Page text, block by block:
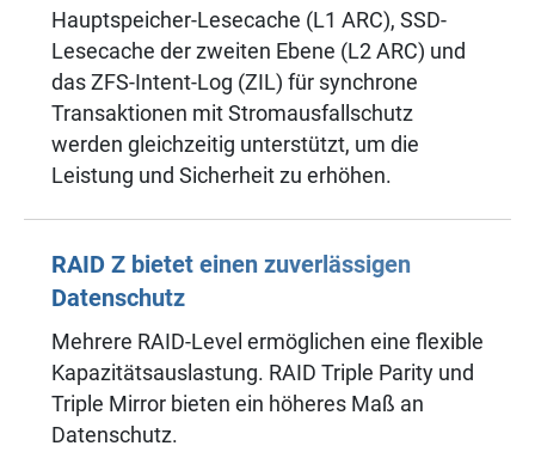
Hauptspeicher-Lesecache (L1 ARC), SSD-
Lesecache der zweiten Ebene (L2 ARC) und
das ZFS-Intent-Log (ZIL) für synchrone
Transaktionen mit Stromausfallschutz
werden gleichzeitig unterstützt, um die
Leistung und Sicherheit zu erhöhen.
RAID Z bietet einen zuverlässigen
Datenschutz
Mehrere RAID-Level ermöglichen eine flexible
Kapazitätsauslastung. RAID Triple Parity und
Triple Mirror bieten ein höheres Maß an
Datenschutz.